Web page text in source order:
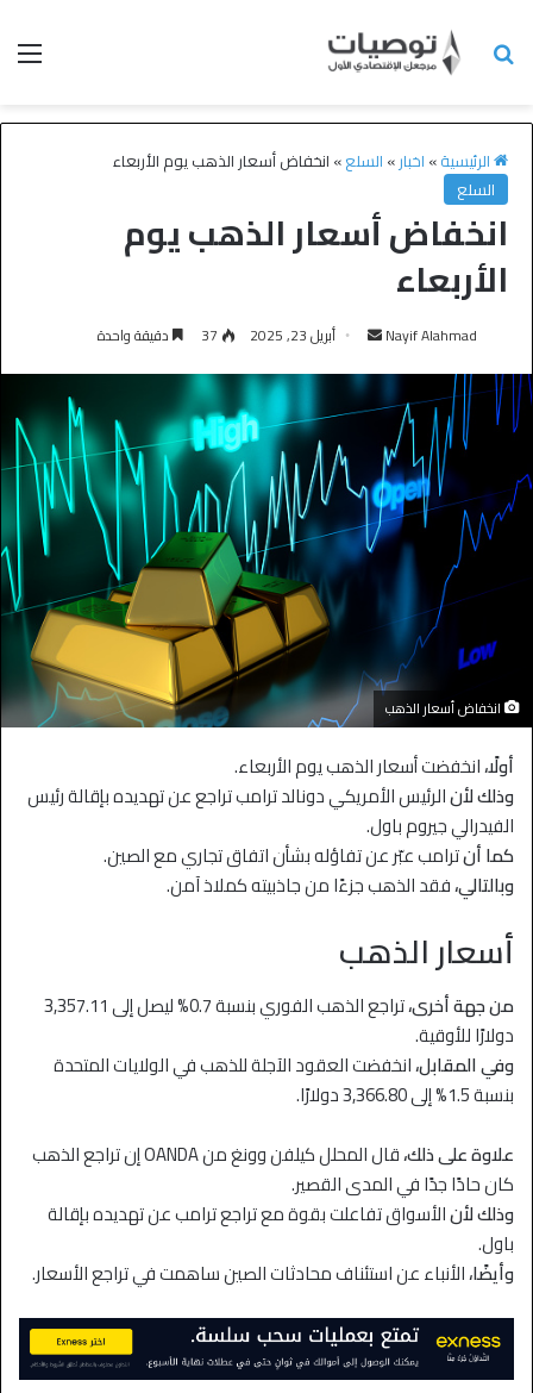
الرئيسية» اخبار» السلع» انخفاض أسعار الذهب يوم الأربعاء
السلع
انخفاض أسعار الذهب يوم
الأربعاء
Nayif Alahmad أبريل 23, 2025 37 دقيقة واحدة
انخفاض أسعار الذهب
أولًا،انخفضت أسعار الذهب يوم الأربعاء.
وذلك لأنالرئيس الأمريكي دونالد ترامب تراجع عن تهديده بإقالة رئيس
الفيدرالي جيروم باول.
كما أنترامب عبّر عن تفاؤله بشأن اتفاق تجاري مع الصين.
وبالتالي،فقد الذهب جزءًا من جاذبيته كملاذ آمن.
أسعار الذهب
من جهة أخرى،
تراجع الذهب الفوري بنسبة 0.7% ليصل إلى 3,357.11
دولارًا للأوقية.
وفي المقابل،انخفضت العقود الآجلة للذهب في الولايات المتحدة
بنسبة 1.5% إلى 3,366.80 دولارًا.
علاوة على ذلك،
قال المحلل كيلفن وونغ من OANDA إن تراجع الذهب
كان حادًا جدًا في المدى القصير.
وذلك لأنالأسواق تفاعلت بقوة مع تراجع ترامب عن تهديده بإقالة
باول.
وأيضًا،الأنباء عن استئناف محادثات الصين ساهمت في تراجع الأسعار.